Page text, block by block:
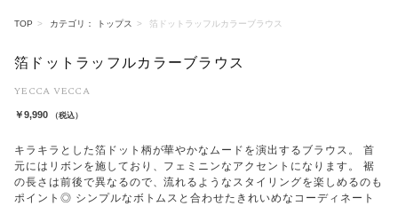
TOP カテゴリ： トップス 箔ドットラッフルカラーブラウス
箔ドットラッフルカラーブラウス
YECCA VECCA
￥9,990 （税込）
キラキラとした箔ドット柄が華やかなムードを演出するブラウス。 首
元にはリボンを施しており、フェミニンなアクセントになります。 裾
の長さは前後で異なるので、流れるようなスタイリングを楽しめるのも
ポイント◎ シンプルなボトムスと合わせたきれいめなコーディネート